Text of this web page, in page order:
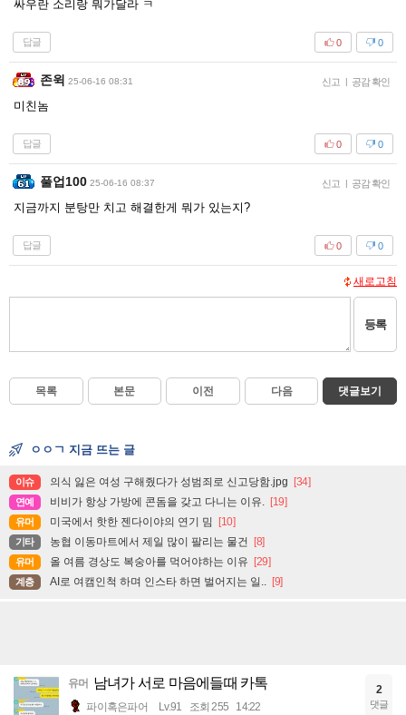
싸우란 소리랑 뭐가달라 ㅋ
답글 0
0
존윅 25-06-16 08:31 신고 | 공감 확인
미친놈
답글 0
0
풀업100 25-06-16 08:37 신고 | 공감 확인
지금까지 분탕만 치고 해결한게 뭐가 있는지?
답글 0
0
새로고침
등록
목록 본문 이전 다음 댓글보기
ㅇㅇㄱ 지금 뜨는 글
이슈 의식 잃은 여성 구해줬다가 성범죄로 신고당함.jpg [34]
연예 비비가 항상 가방에 콘돔을 갖고 다니는 이유. [19]
유머 미국에서 핫한 젠다이야의 연기 밈 [10]
기타 농협 이동마트에서 제일 많이 팔리는 물건 [8]
유머 올 여름 경상도 복숭아를 먹어야하는 이유 [29]
계층 AI로 여캠인척 하며 인스타 하면 벌어지는 일.. [9]
유머 남녀가 서로 마음에들때 카톡
파이혹은파어 Lv.91 조회 255 14:22
2
댓글